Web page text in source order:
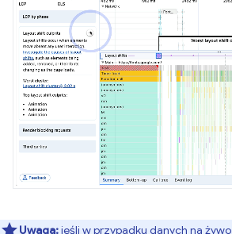
Uwaga:jeśli w przypadku danych na żywo